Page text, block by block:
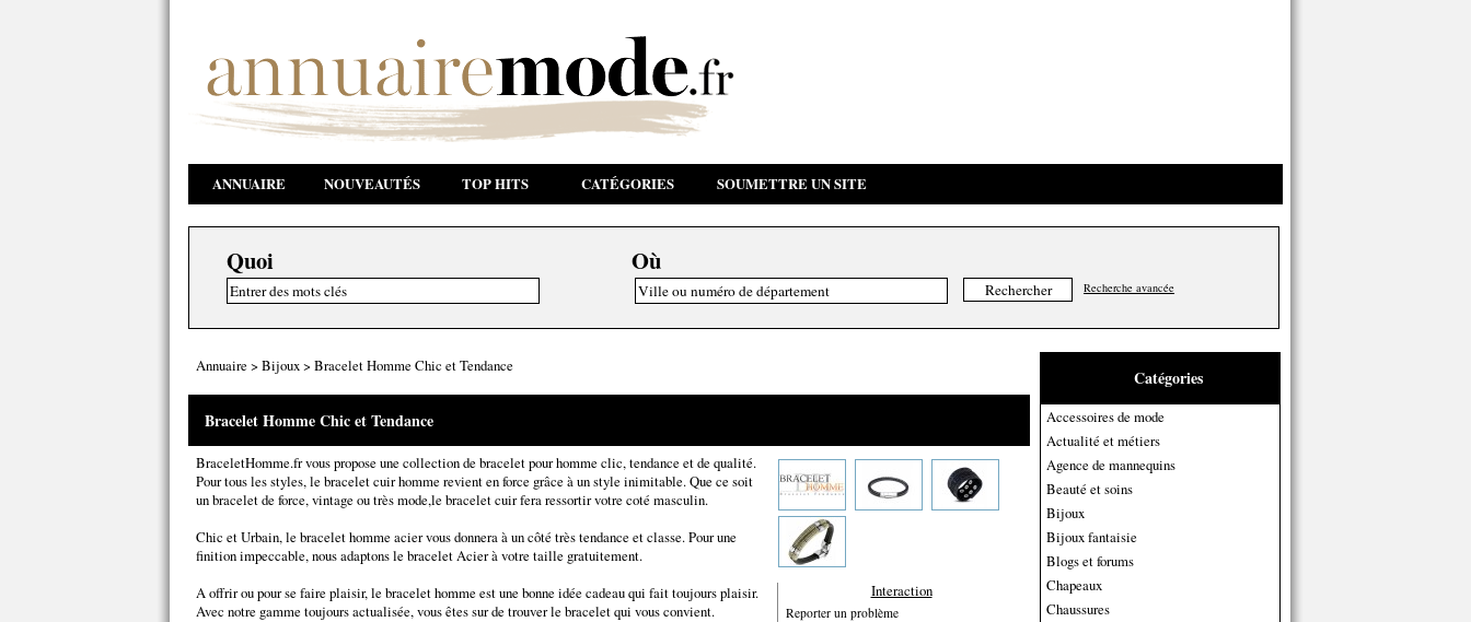
ANNUAIRE NOUVEAUTÉS TOP HITS CATÉGORIES SOUMETTRE UN SITE
Quoi Où
Recherche avancée
Catégories
Accessoires de mode
Actualité et métiers
Agence de mannequins
Beauté et soins
Bijoux
Bijoux fantaisie
Blogs et forums
Chapeaux
Chaussures
Annuaire > Bijoux> Bracelet Homme Chic et Tendance
Bracelet Homme Chic et Tendance
BraceletHomme.fr vous propose une collection de bracelet pour homme clic, tendance et de qualité.
Pour tous les styles, le bracelet cuir homme revient en force grâce à un style inimitable. Que ce soit
un bracelet de force, vintage ou très mode,le bracelet cuir fera ressortir votre coté masculin.
Chic et Urbain, le bracelet homme acier vous donnera à un côté très tendance et classe. Pour une
finition impeccable, nous adaptons le bracelet Acier à votre taille gratuitement.
A offrir ou pour se faire plaisir, le bracelet homme est une bonne idée cadeau qui fait toujours plaisir.
Avec notre gamme toujours actualisée, vous êtes sur de trouver le bracelet qui vous convient.
Interaction
Reporter un problème